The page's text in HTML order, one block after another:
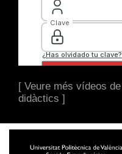
[ Veure més vídeos
didàctics ]